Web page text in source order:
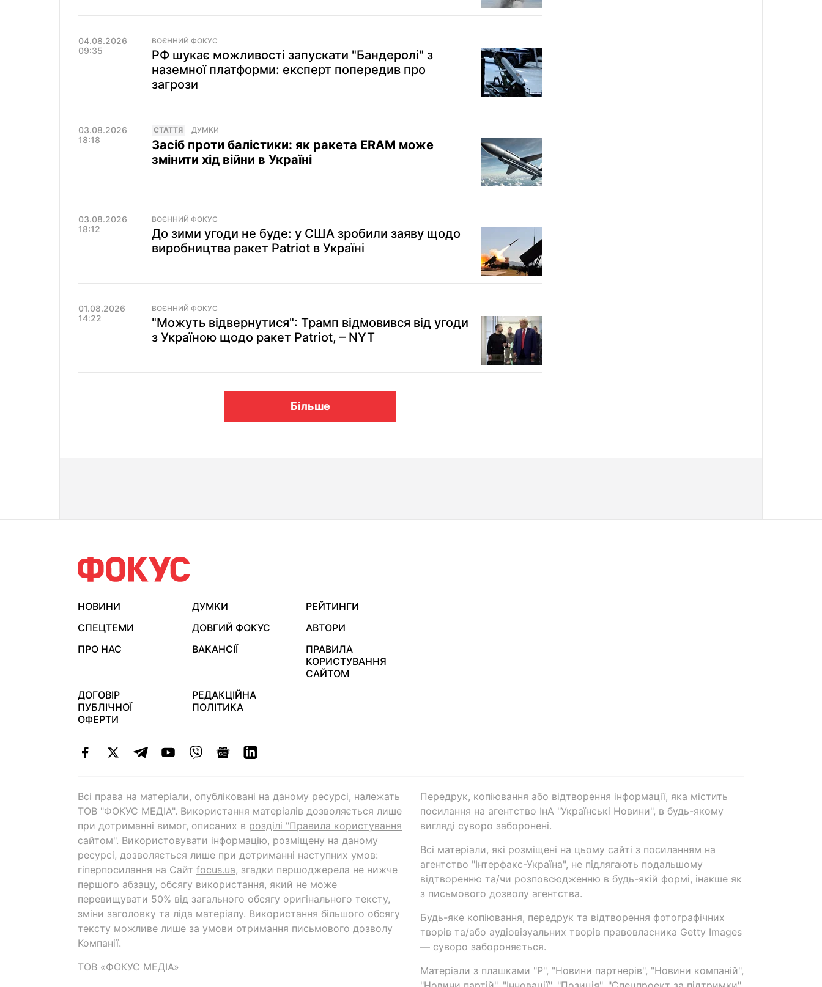
04.08.2026
09:35
ВОЄННИЙ ФОКУС
РФ шукає можливості запускати "Бандеролі" з
наземної платформи: експерт попередив про
загрози
03.08.2026
18:18
СТАТТЯ ДУМКИ
Засіб проти балістики: як ракета ERAM може
змінити хід війни в Україні
03.08.2026
18:12
ВОЄННИЙ ФОКУС
До зими угоди не буде: у США зробили заяву щодо
виробництва ракет Patriot в Україні
01.08.2026
14:22
ВОЄННИЙ ФОКУС
"Можуть відвернутися": Трамп відмовився від угоди
з Україною щодо ракет Patriot, – NYT
Більше
НОВИНИ ДУМКИ
РЕЙТИНГИ
СПЕЦТЕМИ
ДОВГИЙ ФОКУС
АВТОРИ
ПРО НАС
ВАКАНСІЇ
ПРАВИЛА
КОРИСТУВАННЯ
САЙТОМ
ДОГОВІР
ПУБЛІЧНОЇ
ОФЕРТИ
РЕДАКЦІЙНА
ПОЛІТИКА
Всі права на матеріали, опубліковані на даному ресурсі, належать
ТОВ "ФОКУС МЕДІА". Використання матеріалів дозволяється лише
при дотриманні вимог, описаних в розділі "Правила користування
сайтом". Використовувати інформацію, розміщену на даному
ресурсі, дозволяється лише при дотриманні наступних умов:
гіперпосилання на Cайт focus.ua, згадки першоджерела не нижче
першого абзацу, обсягу використання, який не може
перевищувати 50% від загального обсягу оригінального тексту,
зміни заголовку та ліда матеріалу. Використання більшого обсягу
тексту можливе лише за умови отримання письмового дозволу
Компанії.
ТОВ «ФОКУС МЕДІА»
Передрук, копіювання або відтворення інформації, яка містить
посилання на агентство ІнА "Українські Новини", в будь-якому
вигляді суворо заборонені.
Всі матеріали, які розміщені на цьому сайті з посиланням на
агентство "Інтерфакс-Україна", не підлягають подальшому
відтворенню та/чи розповсюдженню в будь-якій формі, інакше як
з письмового дозволу агентства.
Будь-яке копіювання, передрук та відтворення фотографічних
творів та/або аудіовізуальних творів правовласника Getty Images
— суворо забороняється.
Матеріали з плашками "Р", "Новини партнерів", "Новини компаній",